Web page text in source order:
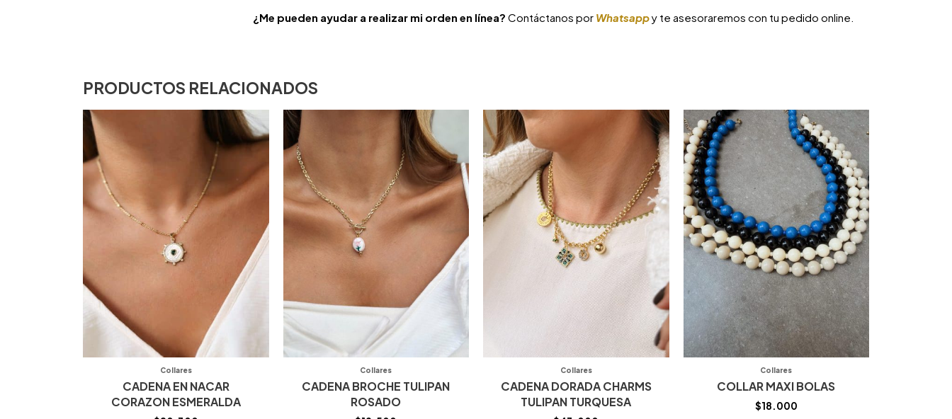
¿Me pueden ayudar a realizar mi orden en línea? Contáctanos por Whatsappy te asesoraremos con tu pedido online.
PRODUCTOS RELACIONADOS
Collares
CADENA EN NACAR
CORAZON ESMERALDA
Collares
CADENA BROCHE TULIPAN
ROSADO
Collares
CADENA DORADA CHARMS
TULIPAN TURQUESA
Collares
COLLAR MAXI BOLAS
$18.000